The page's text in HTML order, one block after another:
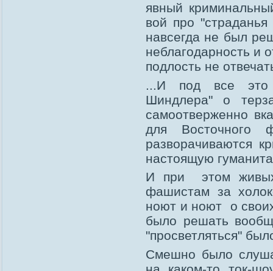
явный
вой про
навсегда не был
неблагодарность
подлость не
...И под все
Шиндлера" о
самоотверженно
для
разворачиваются
настоящую
И при этом
фашистам за
ноют и ноют о
было решать
"просветляться"
Смешно было